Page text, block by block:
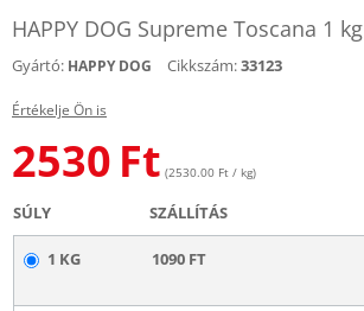
HAPPY DOG Supreme Toscana 1 kg
Gyártó: HAPPY DOG Cikkszám:33123
Értékelje Ön is
2530 Ft (2530.00 Ft / kg)
SÚLY SZÁLLÍTÁS
1 KG 1090 FT